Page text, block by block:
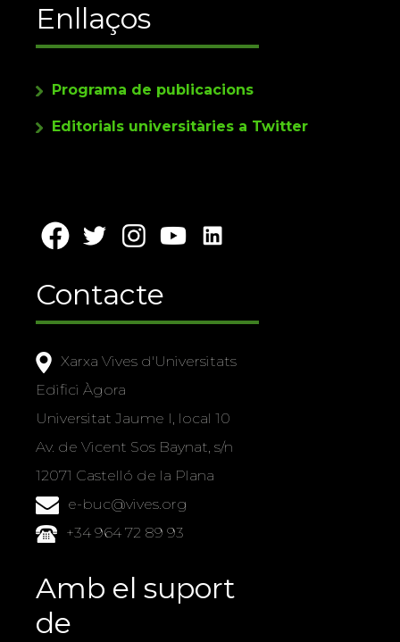
Enllaços
Programa de publicacions
Editorials universitàries a Twitter
Contacte
Xarxa Vives d'Universitats
Edifici Àgora
Universitat Jaume I, local 10
Av. de Vicent Sos Baynat, s/n
12071 Castelló de la Plana
e-buc@vives.org
+34 964 72 89 93
Amb el suport
de